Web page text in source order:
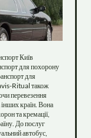
Київ
для похорону
для
Ritual також
перевезення
інших країн. Вона
та кремації,
До послуг
автобус,